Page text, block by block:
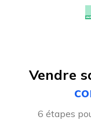
Vendre
6 étapes